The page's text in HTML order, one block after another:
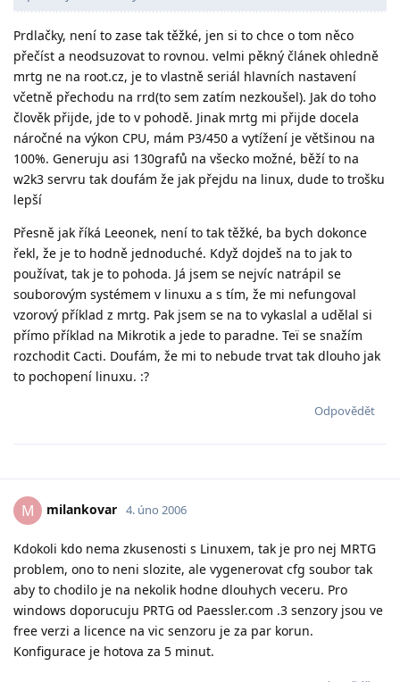
Prdlačky, není to zase tak těžké, jen si to chce o tom něco
přečíst a neodsuzovat to rovnou. velmi pěkný článek ohledně
mrtg ne na root.cz, je to vlastně seriál hlavních nastavení
včetně přechodu na rrd(to sem zatím nezkoušel). Jak do toho
člověk přijde, jde to v pohodě. Jinak mrtg mi přijde docela
náročné na výkon CPU, mám P3/450 a vytížení je většinou na
100%. Generuju asi 130grafů na všecko možné, běží to na
w2k3 servru tak doufám že jak přejdu na linux, dude to trošku
lepší
Přesně jak říká Leeonek, není to tak těžké, ba bych dokonce
řekl, že je to hodně jednoduché. Když dojdeš na to jak to
používat, tak je to pohoda. Já jsem se nejvíc natrápil se
souborovým systémem v linuxu a s tím, že mi nefungoval
vzorový příklad z mrtg. Pak jsem se na to vykaslal a udělal si
přímo příklad na Mikrotik a jede to paradne. Teï se snažím
rozchodit Cacti. Doufám, že mi to nebude trvat tak dlouho jak
to pochopení linuxu. :?
Odpovědět
M milankovar 4. úno 2006
Kdokoli kdo nema zkusenosti s Linuxem, tak je pro nej MRTG
problem, ono to neni slozite, ale vygenerovat cfg soubor tak
aby to chodilo je na nekolik hodne dlouhych veceru. Pro
windows doporucuju PRTG od Paessler.com .3 senzory jsou ve
free verzi a licence na vic senzoru je za par korun.
Konfigurace je hotova za 5 minut.